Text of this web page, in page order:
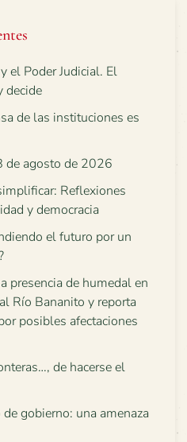
el Poder Judicial. El
decide
de las instituciones es
de agosto de 2026
Reflexiones
y democracia
el futuro por un
presencia de humedal en
Río Bananito y reporta
posibles afectaciones
de hacerse el
gobierno: una amenaza